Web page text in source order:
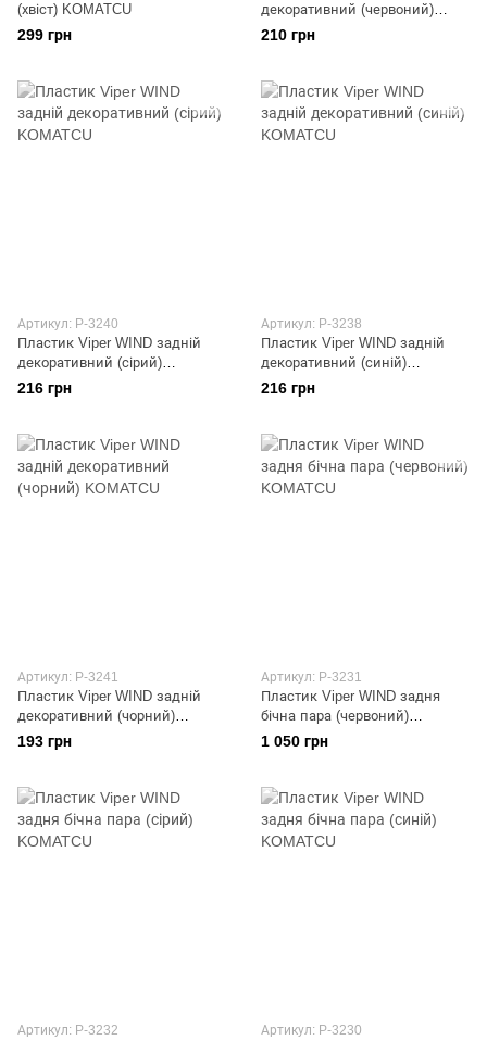
(хвіст) KOMATCU
299 грн
декоративний (червоний)
KOMATCU
210 грн
Артикул: P-3240
Пластик Viper WIND задній
декоративний (сірий)
KOMATCU
216 грн
Артикул: P-3238
Пластик Viper WIND задній
декоративний (синій)
KOMATCU
216 грн
Артикул: P-3241
Пластик Viper WIND задній
декоративний (чорний)
KOMATCU
193 грн
Артикул: P-3231
Пластик Viper WIND задня
бічна пара (червоний)
KOMATCU
1 050 грн
Артикул: P-3232 Артикул: P-3230